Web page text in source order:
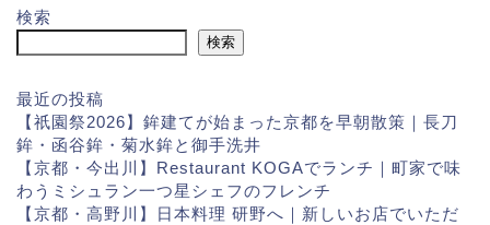
検索
検索
最近の投稿
【祇園祭2026】鉾建てが始まった京都を早朝散策｜長刀
鉾・函谷鉾・菊水鉾と御手洗井
【京都・今出川】Restaurant KOGAでランチ｜町家で味
わうミシュラン一つ星シェフのフレンチ
【京都・高野川】日本料理 研野へ｜新しいお店でいただ